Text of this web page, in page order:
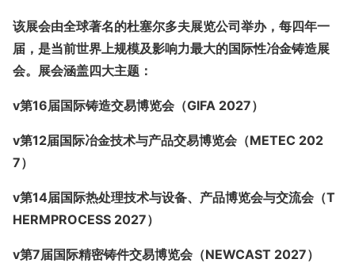
该展会由全球著名的杜塞尔多夫展览公司举办，每四年一
届，是当前世界上规模及影响力最大的国际性冶金铸造展
会。展会涵盖四大主题：
v第16届国际铸造交易博览会（GIFA 2027）
v第12届国际冶金技术与产品交易博览会（METEC 202
7）
v第14届国际热处理技术与设备、产品博览会与交流会（T
HERMPROCESS 2027）
v第7届国际精密铸件交易博览会（NEWCAST 2027）